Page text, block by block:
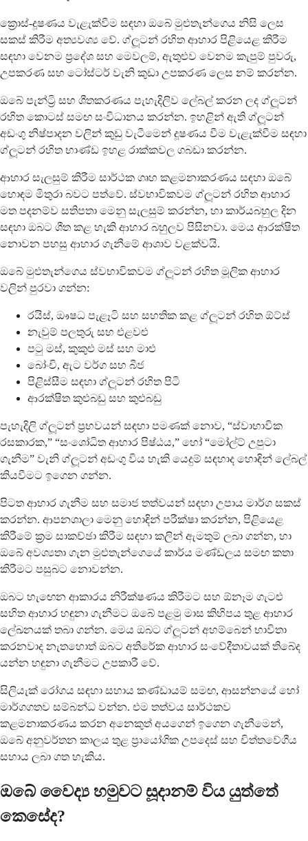
ක්‍රොස්-දූෂණය වැළැක්වීම සඳහා ඔබේ මුළුතැන්ගෙය නිසි ලෙස
සකස් කිරීම අත්‍යවශ්‍ය වේ. ග්ලූටන් රහිත ආහාර පිළියෙළ කිරීම
සඳහා වෙනම ප්‍රදේශ සහ මෙවලම්, ඇතුළුව වෙනම කැපුම් පුවරු,
උපකරණ සහ ටෝස්ටර් වැනි කුඩා උපකරණ ලෙස නම් කරන්න.
ඔබේ පැන්ට්‍රි සහ ශීතකරණය පැහැදිලිව ලේබල් කරන ලද ග්ලූටන්
රහිත කොටස් සමඟ සංවිධානය කරන්න. ඉහළින් ඇති ග්ලූටන්
අඩංගු නිෂ්පාදන වලින් කුඩු වැටීමෙන් දූෂණය වීම වැළැක්වීම සඳහා
ග්ලූටන් රහිත භාණ්ඩ ඉහළ රාක්කවල ගබඩා කරන්න.
ආහාර සැලසුම් කිරීම සාර්ථක ගෘහ කළමනාකරණය සඳහා ඔබේ
හොඳම මිතුරා බවට පත්වේ. ස්වභාවිකවම ග්ලූටන් රහිත ආහාර
මත පදනම්ව සතිපතා මෙනු සැලසුම් කරන්න, හා කාර්යබහුල දින
සඳහා ඔබට ශීත කළ හැකි ආහාර බහුලව පිසිනවා. මෙය ආරක්ෂිත
නොවන පහසු ආහාර ගැනීමේ ආශාව වළක්වයි.
ඔබේ මුළුතැන්ගෙය ස්වභාවිකවම ග්ලූටන් රහිත මූලික ආහාර
වලින් පුරවා ගන්න:
රයිස්, ඖෂධ පැළෑටි සහ සහතික කළ ග්ලූටන් රහිත ඕට්ස්
නැවුම් පලතුරු සහ එළවළු
පටු මස්, කුකුළු මස් සහ මාළු
බෝංචි, ඇට වර්ග සහ බීජ
පිළිස්සීම සඳහා ග්ලූටන් රහිත පිටි
ආරක්ෂිත කුළුබඩු සහ කුළුබඩු
පැහැදිලි ග්ලූටන් ප්‍රභවයන් සඳහා පමණක් නොව, “ස්වාභාවික
රසකාරක,” “සංශෝධිත ආහාර පිෂ්ඨය,” හෝ “මෝල්ට් උපුටා
ගැනීම” වැනි ග්ලූටන් අඩංගු විය හැකි යෙදුම් සඳහාද හොඳින් ලේබල්
කියවීමට ඉගෙන ගන්න.
පිටත ආහාර ගැනීම සහ සමාජ තත්වයන් සඳහා උපාය මාර්ග සකස්
කරන්න. ආපනශාලා මෙනු හොඳින් පරීක්ෂා කරන්න, පිළියෙළ
කිරීමේ ක්‍රම සාකච්ඡා කිරීම සඳහා කලින් ඇමතුම් ලබා ගන්න, හා
ඔබේ අවශ්‍යතා ගැන මුළුතැන්ගෙයේ කාර්ය මණ්ඩලය සමඟ කතා
කිරීමට පසුබට නොවන්න.
ඔබට හැඟෙන ආකාරය නිරීක්ෂණය කිරීමට සහ ඕනෑම ගැටළු
සහිත ආහාර හඳුනා ගැනීමට ඔබේ පළමු මාස කිහිපය තුළ ආහාර
ලේඛනයක් තබා ගන්න. මෙය ඔබට ග්ලූටන් අහම්බෙන් භාවිතා
කරනවාද නැතහොත් ඔබට අතිරේක ආහාර සංවේදීතාවයක් තිබේද
යන්න හඳුනා ගැනීමට උපකාරී වේ.
සිලියැක් රෝගය සඳහා සහාය කණ්ඩායම් සමඟ, ආසන්නයේ හෝ
මාර්ගගතව සම්බන්ධ වන්න. එම තත්වය සාර්ථකව
කළමනාකරණය කරන අනෙකුත් අයගෙන් ඉගෙන ගැනීමෙන්,
ඔබේ අනුවර්තන කාලය තුළ ප්‍රායෝගික උපදෙස් සහ චිත්තවේගීය
සහාය ලබා ගත හැකිය.
ඔබේ වෛද්‍ය හමුවට සූදානම් විය යුත්තේ
කෙසේද?